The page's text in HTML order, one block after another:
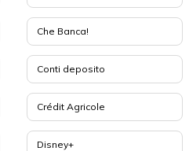
Che Banca!
Conti deposito
Crédit Agricole
Disney+